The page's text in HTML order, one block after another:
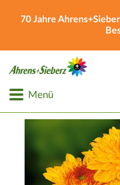
70 Jahre
Menü